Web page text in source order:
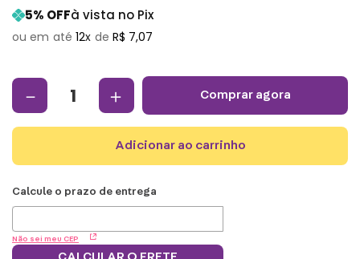
5% OFFà vista no Pix
12 R$ 7,07
＋
－ comprar agora
adicionar ao carrinho
Não sei meu CEP